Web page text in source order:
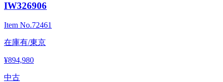
IW326906
Item No.72461
在庫有/東京
¥894,980
中古